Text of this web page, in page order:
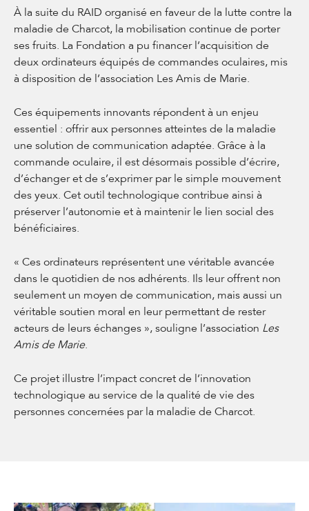
À la suite du RAID organisé en faveur de la lutte contre la
maladie de Charcot, la mobilisation continue de porter
ses fruits. La Fondation a pu financer l’acquisition de
deux ordinateurs équipés de commandes oculaires, mis
à disposition de l’association Les Amis de Marie.
Ces équipements innovants répondent à un enjeu
essentiel : offrir aux personnes atteintes de la maladie
une solution de communication adaptée. Grâce à la
commande oculaire, il est désormais possible d’écrire,
d’échanger et de s’exprimer par le simple mouvement
des yeux. Cet outil technologique contribue ainsi à
préserver l’autonomie et à maintenir le lien social des
bénéficiaires.
« Ces ordinateurs représentent une véritable avancée
dans le quotidien de nos adhérents. Ils leur offrent non
seulement un moyen de communication, mais aussi un
véritable soutien moral en leur permettant de rester
acteurs de leurs échanges », souligne l’association Les
Amis de Marie.
Ce projet illustre l’impact concret de l’innovation
technologique au service de la qualité de vie des
personnes concernées par la maladie de Charcot.